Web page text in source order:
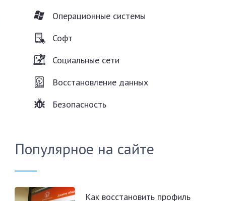
Операционные системы
Софт
Социальные сети
Восстановление данных
Безопасность
Популярное на сайте
Как восстановить профиль